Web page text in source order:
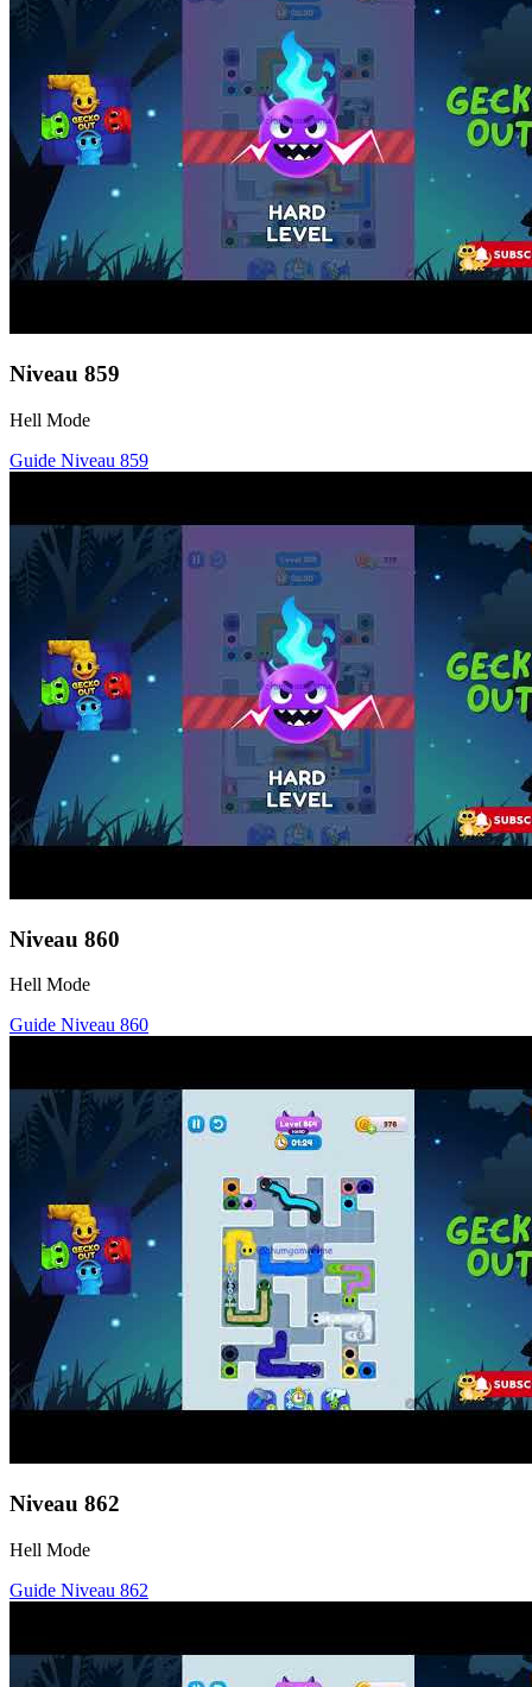
Niveau 859
Hell Mode
Guide Niveau 859
Niveau 860
Hell Mode
Guide Niveau 860
Niveau 862
Hell Mode
Guide Niveau 862